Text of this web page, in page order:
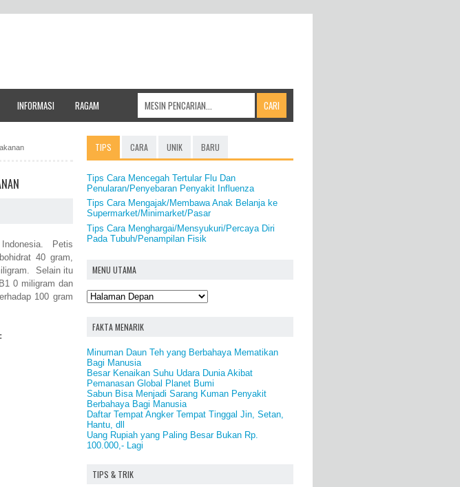
INFORMASI RAGAM
Indonesia. Petis
40 gram,
Selain itu
0 miligram dan
100 gram
TIPS CARA UNIK BARU
Tips Cara Mencegah Tertular Flu Dan
Penularan/Penyebaran Penyakit Influenza
Tips Cara Mengajak/Membawa Anak Belanja ke
Supermarket/Minimarket/Pasar
Tips Cara Menghargai/Mensyukuri/Percaya Diri
Pada Tubuh/Penampilan Fisik
MENU UTAMA
FAKTA MENARIK
Minuman Daun Teh yang Berbahaya Mematikan
Bagi Manusia
Besar Kenaikan Suhu Udara Dunia Akibat
Pemanasan Global Planet Bumi
Sabun Bisa Menjadi Sarang Kuman Penyakit
Berbahaya Bagi Manusia
Daftar Tempat Angker Tempat Tinggal Jin, Setan,
Hantu, dll
Uang Rupiah yang Paling Besar Bukan Rp.
100.000,- Lagi
TIPS & TRIK